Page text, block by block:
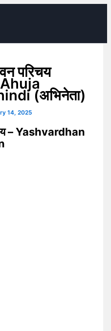
परिचय
(अभिनेता)
14, 2025
– Yashvardhan